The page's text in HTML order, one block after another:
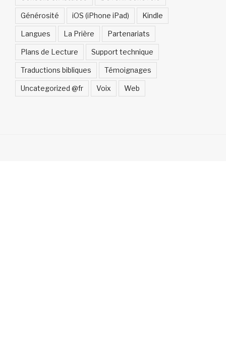
Générosité iOS (iPhone iPad) Kindle
Langues La Prière Partenariats
Plans de Lecture Support technique
Traductions bibliques Témoignages
Uncategorized @fr Voix Web